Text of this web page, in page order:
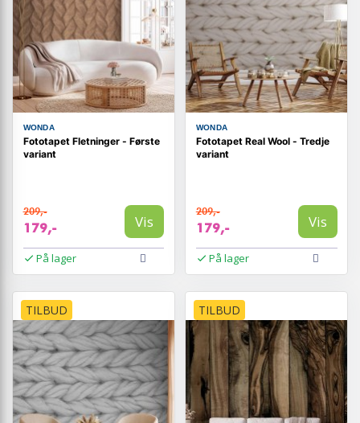
WONDA
Fototapet Fletninger - Første
variant
209,-
179,- Vis
På lager
WONDA
Fototapet Real Wool - Tredje
variant
209,-
179,- Vis
På lager
TILBUD TILBUD